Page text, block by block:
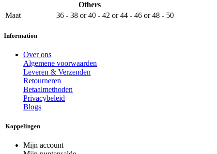
Others
Maat
36 - 38 or40 - 42 or44 - 46 or48 - 50
Information
Over ons
Algemene voorwaarden
Leveren & Verzenden
Retourneren
Betaalmethoden
Privacybeleid
Blogs
Koppelingen
Mijn account